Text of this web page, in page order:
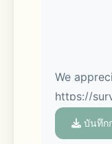
We
https://
บันทึก